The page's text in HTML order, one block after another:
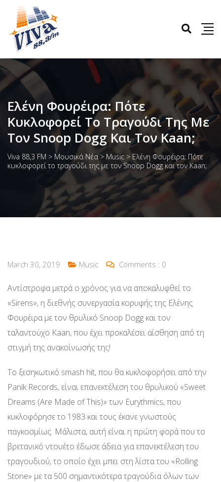
Ελένη Φουρέιρα: Πότε
Κυκλοφορεί Το Τραγούδι Της Με
Τον Snoop Dogg Και Τον Kaan;
Viva 88,3 FM > Μουσικά Νέα > Music > Ελένη Φουρέιρα: Πότε
κυκλοφορεί το τραγούδι της με τον Snoop Dogg και τον Kaan;
March 30, 2019 Music Comments : 0
Αντίστροφα μετρά ο χρόνος για να αποκαλυφθεί το
«Sirens», η διεθνής συνεργασία κορυφής της Ελένης
Φουρέιρα με τον θρυλικό Snoop Dogg και τον
ταλαντούχο Kaan, που έχει προκαλέσει αίσθηση από τη
στιγμή της ανακοίνωσής της!
Το ξεσηκωτικό smash hit, που θα κυκλοφορήσει από την
Panik Records, είναι επανεκτέλεση του θρυλικού «Sweet
Dreams (Are Made of This)» των Eurythmics, που
κυκλοφόρησε το 1983 και τους έκανε γνωστούς
παγκοσμίως. Μάλιστα, αυτή είναι η πρώτη φορά που το
βρετανικό ντουέτο έδωσε άδεια για επανεκτέλεση του
τραγουδιού, το οποίο έχει μπει στη λίστα του «Rolling
Stone» με τα 500 σημαντικότερα τραγούδια όλων των